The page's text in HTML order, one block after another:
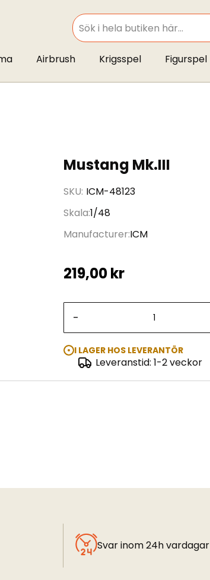
SEARCH
Airbrush Krigsspel Figurspel
Mustang Mk.III
SKU ICM-48123
Skala1/48
Manufacturer ICM
219,00 kr
-
I LAGER HOS LEVERANTÖR
Leveranstid: 1-2 veckor
Svar inom 24h vardagar